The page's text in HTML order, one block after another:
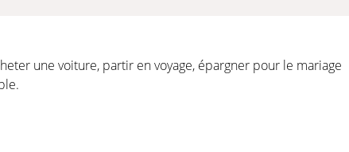
une voiture, partir en voyage, épargner pour le mariage